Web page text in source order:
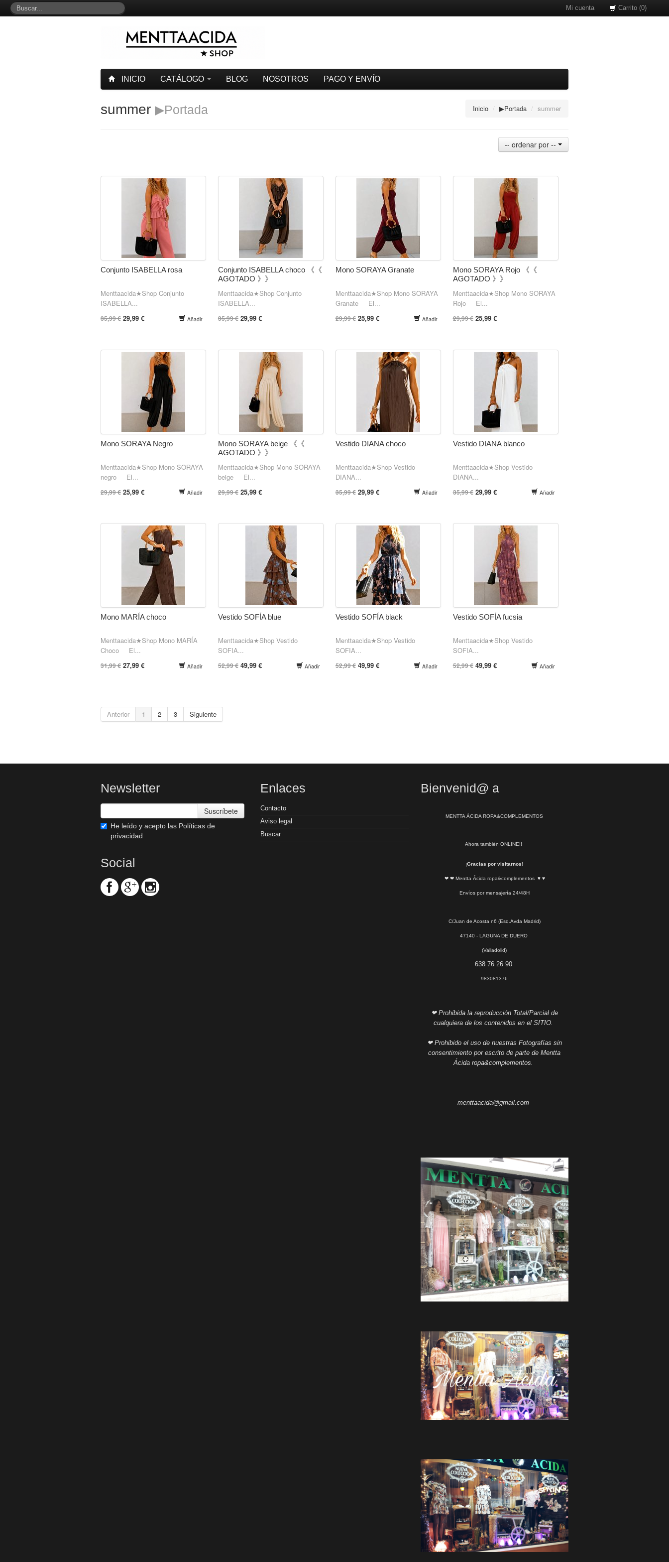
Mi cuenta Carrito (0)
INICIO CATÁLOGO BLOG NOSOTROS PAGO Y ENVÍO
Inicio / ▶Portada / summer
summer ▶Portada
-- ordenar por --
Conjunto ISABELLA rosa
Menttaacida★Shop Conjunto
ISABELLA...
35,99 € 29,99 € Añadir
Conjunto ISABELLA choco 《《
AGOTADO 》》
Menttaacida★Shop Conjunto
ISABELLA...
35,99 €29,99 €
Mono SORAYA Granate
Menttaacida★Shop Mono SORAYA
Granate El...
29,99 €25,99 € Añadir
Mono SORAYA Rojo 《《
AGOTADO 》》
Menttaacida★Shop Mono SORAYA
Rojo El...
29,99 €25,99 €
Mono SORAYA Negro
Menttaacida★Shop Mono SORAYA
negro El...
29,99 € 25,99 € Añadir
Mono SORAYA beige 《《
AGOTADO 》》
Menttaacida★Shop Mono SORAYA
beige El...
29,99 €25,99 €
Vestido DIANA choco
Menttaacida★Shop Vestido
DIANA...
35,99 €29,99 € Añadir
Vestido DIANA blanco
Menttaacida★Shop Vestido
DIANA...
35,99 €29,99 € Añadir
Mono MARÍA choco
Menttaacida★Shop Mono MARÍA
Choco El...
31,99 € 27,99 € Añadir
Vestido SOFÍA blue
Menttaacida★Shop Vestido
SOFIA...
52,99 €49,99 € Añadir
Vestido SOFÍA black
Menttaacida★Shop Vestido
SOFIA...
52,99 €49,99 € Añadir
Vestido SOFÍA fucsia
Menttaacida★Shop Vestido
SOFIA...
52,99 €49,99 € Añadir
Anterior 1 2 3 Siguiente
Newsletter
Suscríbete
He leído y acepto las Políticas de
privacidad
Social
Enlaces
Contacto
Aviso legal
Buscar
Bienvenid@ a
MENTTA ÁCIDA ROPA&COMPLEMENTOS
Ahora también ONLINE!!
¡Gracias por visitarnos!
❤ ❤ Mentta Ácida ropa&complementos ♥ ♥
Envíos por mensajería 24/48H
C/Juan de Acosta n6 (Esq.Avda Madrid)
47140 - LAGUNA DE DUERO
(Valladolid)
638 76 26 90
983081376
❤ Prohibida la reproducción Total/Parcial de
cualquiera de los contenidos en el SITIO.
❤ Prohibido el uso de nuestras Fotografías sin
consentimiento por escrito de parte de Mentta
Ácida ropa&complementos.
menttaacida@gmail.com